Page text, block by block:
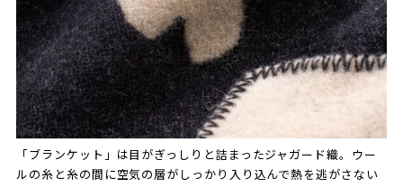
「ブランケット」は目がぎっしりと詰まったジャガード織。ウー
ルの糸と糸の間に空気の層がしっかり入り込んで熱を逃がさない